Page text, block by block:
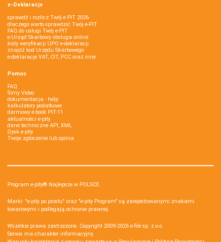
e-Deklaracje
sprawdź i rozlicz Twój e PIT 2026
dlaczego warto sprawdzić Twój e-PIT
FAQ do usługi Twój e-PIT
e-Urząd Skarbowy obsługa online
kody weryfikacji UPO e-deklaracji
znajdź kod Urzędu Skarbowego
e-deklaracje VAT, CIT, PCC oraz inne
Pomoc
FAQ
filmy Video
dokumentacja - help
kalkulatory podatkowe
darmowy e-book PIT-11
aktualności e-pity
dane techniczne API, XML
Dysk e-pity
Twoje zgłoszenie lub opinia
Program e-pity® Najlepsze w POLSCE.
Marki: "e-pity po prostu" oraz "e-pity Program" są zarejestrowanymi znakami
towarowymi i podlegają ochronie prawnej.
Wszelkie prawa zastrzeżone. Copyright 2009-2026 e-file sp. z o.o.
Serwis ma charakter informacyjny.